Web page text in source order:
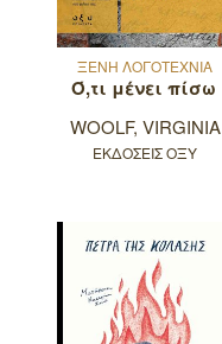
ΞΕΝΗ ΛΟΓΟΤΕΧΝΙΑ
Ό,τι μένει πίσω
WOOLF, VIRGINIA
ΕΚΔΟΣΕΙΣ ΟΞΥ